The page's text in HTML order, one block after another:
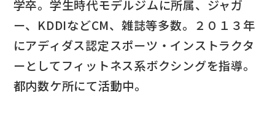
学卒。学生時代モデルジムに所属、ジャガ
ー、KDDIなどCM、雑誌等多数。２０１３年
にアディダス認定スポーツ・インストラクタ
ーとしてフィットネス系ボクシングを指導。
都内数ケ所にて活動中。